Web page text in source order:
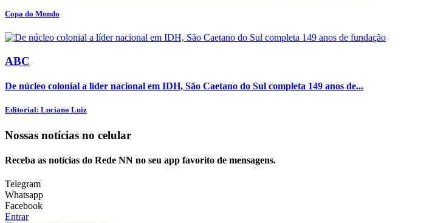
Copa do Mundo
ABC
De núcleo colonial a líder nacional em IDH, São Caetano do Sul completa 149 anos de...
Editorial: Luciano Luiz
Nossas notícias no celular
Receba as notícias do Rede NN no seu app favorito de mensagens.
Telegram
Whatsapp
Facebook
Entrar